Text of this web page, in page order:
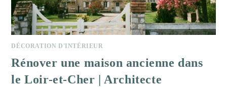
DÉCORATION D'INTÉRIEUR
Rénover une maison ancienne dans
le Loir-et-Cher | Architecte